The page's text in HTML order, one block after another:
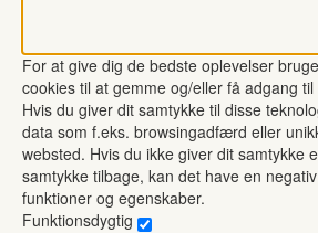
For at give dig de bedste oplevelser
cookies til at gemme og/eller få adgang
Hvis du giver dit samtykke til disse
data som f.eks. browsingadfærd eller
websted. Hvis du ikke giver dit samtykke
samtykke tilbage, kan det have en
funktioner og egenskaber.
Funktionsdygtig